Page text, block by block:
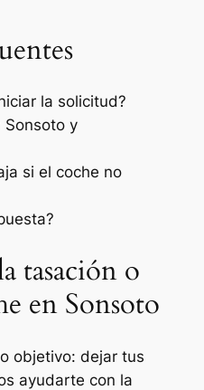
la solicitud?
Sonsoto y
si el coche no
tasación o
en Sonsoto
objetivo: dejar tus
ayudarte con la